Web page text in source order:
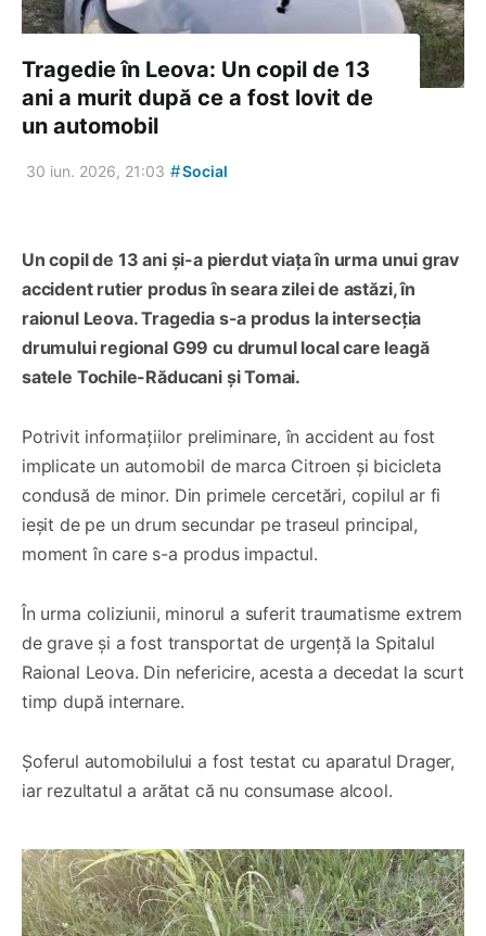
Tragedie în Leova: Un copil de 13
ani a murit după ce a fost lovit de
un automobil
30 iun. 2026, 21:03 #Social
Un copil de 13 ani și-a pierdut viața în urma unui grav
accident rutier produs în seara zilei de astăzi, în
raionul Leova. Tragedia s-a produs la intersecția
drumului regional G99 cu drumul local care leagă
satele Tochile-Răducani și Tomai.
Potrivit informațiilor preliminare, în accident au fost
implicate un automobil de marca Citroen și bicicleta
condusă de minor. Din primele cercetări, copilul ar fi
ieșit de pe un drum secundar pe traseul principal,
moment în care s-a produs impactul.
În urma coliziunii, minorul a suferit traumatisme extrem
de grave și a fost transportat de urgență la Spitalul
Raional Leova. Din nefericire, acesta a decedat la scurt
timp după internare.
Șoferul automobilului a fost testat cu aparatul Drager,
iar rezultatul a arătat că nu consumase alcool.